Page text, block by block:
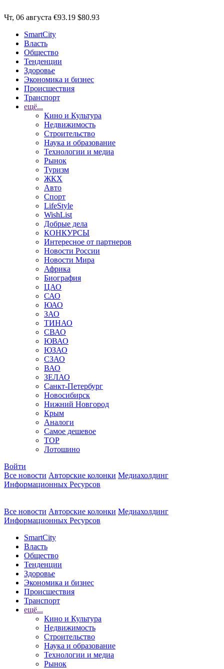
Чт, 06 августа €93.19 $80.93
SmartCity
Власть
Общество
Тенденции
Здоровье
Экономика и бизнес
Происшествия
Транспорт
ещё...
Кино и Культура
Недвижимость
Строительство
Наука и образование
Технологии и медиа
Рынок
Туризм
ЖКХ
Авто
Спорт
LifeStyle
WishList
Добрые дела
КОНКУРСЫ
Интересное от партнеров
Новости России
Новости Мира
Африка
Биография
ЦАО
САО
ЮАО
ЗАО
ТИНАО
СВАО
ЮВАО
ЮЗАО
СЗАО
ВАО
ЗЕЛАО
Санкт-Петербург
Новосибирск
Нижний Новгород
Крым
Аналоги
Самое дешевое
TOP
Лотошино
Войти
Все новости Авторские колонки Медиахолдинг
Информационных Ресурсов
Все новости Авторские колонки Медиахолдинг
Информационных Ресурсов
SmartCity
Власть
Общество
Тенденции
Здоровье
Экономика и бизнес
Происшествия
Транспорт
ещё...
Кино и Культура
Недвижимость
Строительство
Наука и образование
Технологии и медиа
Рынок